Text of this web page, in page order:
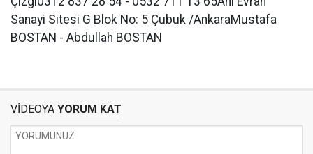
Sanayi Sitesi G Blok No: 5 Çubuk /AnkaraMustafa
BOSTAN - Abdullah BOSTAN
VİDEOYA YORUM KAT